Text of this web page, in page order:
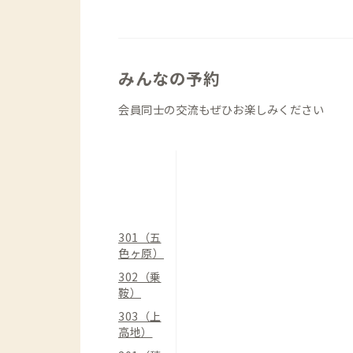
みんなの予約
会員同士の交流もぜひお楽しみください
301（五
色ヶ原）
302（乗
鞍）
303（上
高地）